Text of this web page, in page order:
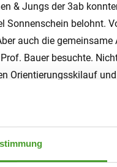
& Jungs der 3ab
belohnt.
auch die
Bauer besuchte.
Orientierungsskilauf
unsere 2. Runde im